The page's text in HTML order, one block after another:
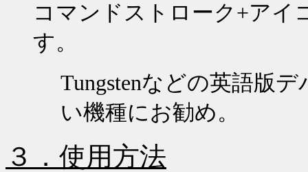
コマンドストローク +アイ
す。
Tungstenなどの英語版
い機種にお勧め。
３．使用方法